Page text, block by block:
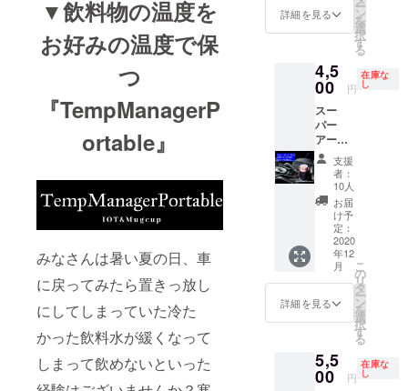
▼飲料物の温度を
お好みの温度で保
つ
『TempManagerP
ortable』
みなさんは暑い夏の日、車
に戻ってみたら置きっ放し
にしてしまっていた冷た
かった飲料水が緩くなって
しまって飲めないといった
fficial
インスタグ
ワー500人突
破！！！あ
りがとうご
ざいます！
詳細を見る ー
ン
を
選
択
す
る
4,5
00 円
在庫な
し
スー
パー
アー
リー
バード
通常販
売予定
価格
8800円
→4500
円 先着
10名様
限定
支援
者：
10人
お届
け予
定：
2020
年12
月
詳細を見る
こ
の
リ
タ
ー
ン
を
選
択
す
る
5,5
00 円
在庫な
し